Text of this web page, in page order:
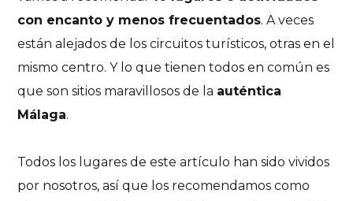
con encanto y menos frecuentados. A veces
están alejados de los circuitos turísticos, otras en el
mismo centro. Y lo que tienen todos en común es
que son sitios maravillosos de la auténtica
Málaga.
Todos los lugares de este artículo han sido vividos
por nosotros, así que los recomendamos como